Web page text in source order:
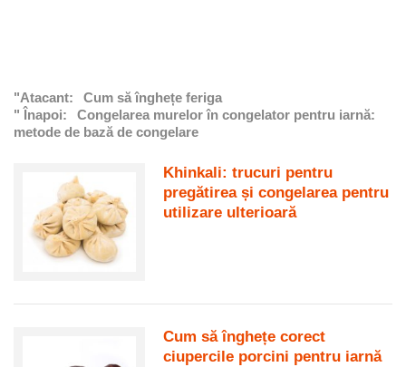
"Atacant:
Cum să înghețe feriga
" Înapoi:
Congelarea murelor în congelator pentru iarnă:
metode de bază de congelare
Khinkali: trucuri pentru
pregătirea și congelarea pentru
utilizare ulterioară
Cum să înghețe corect
ciupercile porcini pentru iarnă